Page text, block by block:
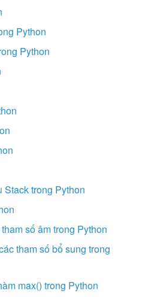
Python
Python
Stack trong Python
số âm trong Python
tham số bổ sung trong
max() trong Python